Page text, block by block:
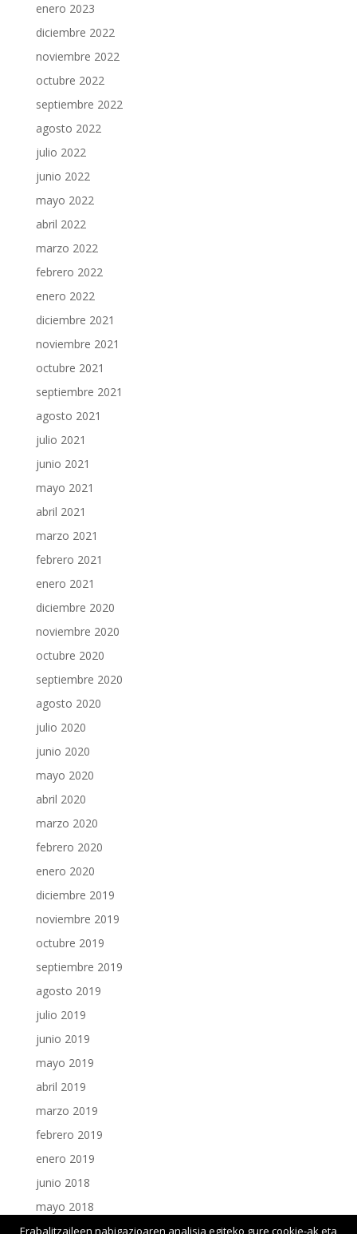
enero 2023
diciembre 2022
noviembre 2022
octubre 2022
septiembre 2022
agosto 2022
julio 2022
junio 2022
mayo 2022
abril 2022
marzo 2022
febrero 2022
enero 2022
diciembre 2021
noviembre 2021
octubre 2021
septiembre 2021
agosto 2021
julio 2021
junio 2021
mayo 2021
abril 2021
marzo 2021
febrero 2021
enero 2021
diciembre 2020
noviembre 2020
octubre 2020
septiembre 2020
agosto 2020
julio 2020
junio 2020
mayo 2020
abril 2020
marzo 2020
febrero 2020
enero 2020
diciembre 2019
noviembre 2019
octubre 2019
septiembre 2019
agosto 2019
julio 2019
junio 2019
mayo 2019
abril 2019
marzo 2019
febrero 2019
enero 2019
junio 2018
mayo 2018
enero 2018
Erabalitzaileen nabigazioaren analisia egiteko gure cookie-ak eta